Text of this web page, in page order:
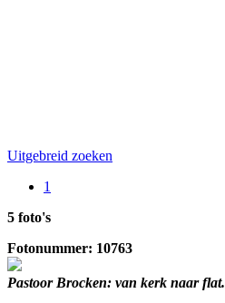
Uitgebreid zoeken
1
5 foto's
Fotonummer: 10763
Pastoor Brocken: van kerk naar flat.